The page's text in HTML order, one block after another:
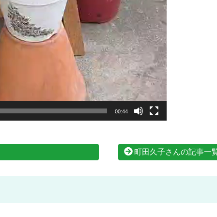
00:44
町田久子さんの記事一